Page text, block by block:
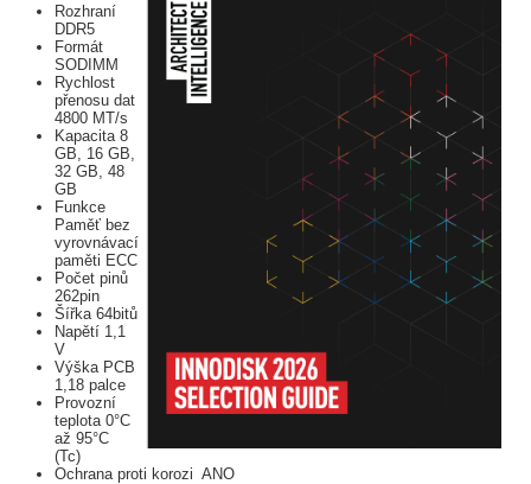
Rozhraní
DDR5
Formát
SODIMM
Rychlost
přenosu dat
4800 MT/s
Kapacita 8
GB, 16 GB,
32 GB, 48
GB
Funkce
Paměť bez
vyrovnávací
paměti ECC
Počet pinů
262pin
Šířka 64bitů
Napětí 1,1
V
Výška PCB
1,18 palce
Provozní
teplota 0°C
až 95°C
(Tc)
Ochrana proti korozi ANO